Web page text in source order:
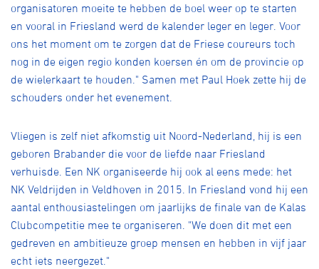
organisatoren moeite te hebben de boel weer op te starten
en vooral in Friesland werd de kalender leger en leger. Voor
ons het moment om te zorgen dat de Friese coureurs toch
nog in de eigen regio konden koersen én om de provincie op
de wielerkaart te houden." Samen met Paul Hoek zette hij de
schouders onder het evenement.
Vliegen is zelf niet afkomstig uit Noord-Nederland, hij is een
geboren Brabander die voor de liefde naar Friesland
verhuisde. Een NK organiseerde hij ook al eens mede: het
NK Veldrijden in Veldhoven in 2015. In Friesland vond hij een
aantal enthousiastelingen om jaarlijks de finale van de Kalas
Clubcompetitie mee te organiseren. "We doen dit met een
gedreven en ambitieuze groep mensen en hebben in vijf jaar
echt iets neergezet."